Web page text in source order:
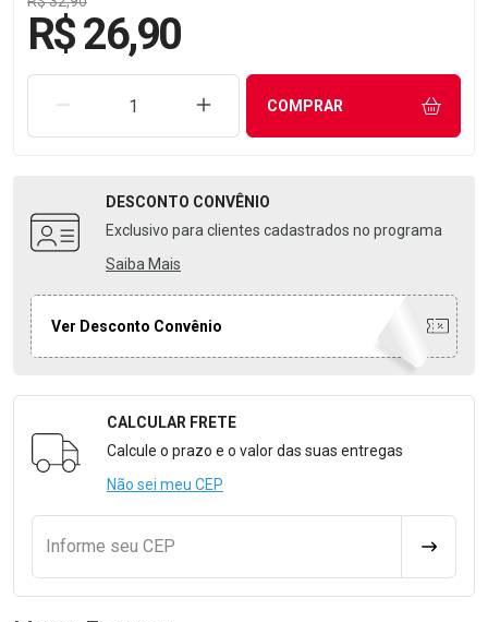
R$ 26,90
REMOVER UMA UNIDADEAUMENTAR UMA UNIDADE
COMPRAR
DESCONTO CONVÊNIO
Exclusivo para clientes cadastrados no programa
Saiba Mais
Ver Desconto Convênio
Formulário para Calcular o Frete
CALCULAR FRETE
Calcule o prazo e o valor das suas entregas
Não sei meu CEP
Informe seu CEP